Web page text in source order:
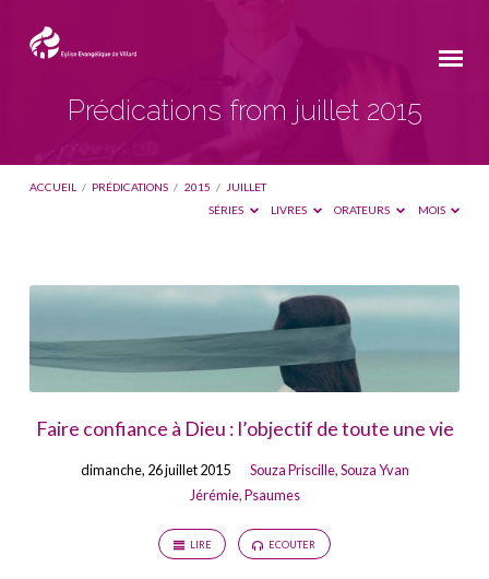
Prédications from juillet 2015
ACCUEIL / PRÉDICATIONS / 2015 / JUILLET
SÉRIES
LIVRES ORATEURS MOIS
Prédications
juillet
2015
Faire confiance à Dieu : l’objectif de toute une vie
dimanche, 26 juillet 2015 Souza Priscille,Souza Yvan
Jérémie,Psaumes
LIRE ECOUTER